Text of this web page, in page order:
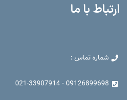
ارتباط با ما
شماره تماس :
09126899698 - 021-33907914